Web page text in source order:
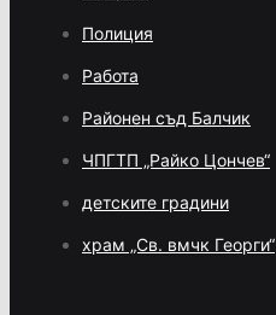
Полиция
Работа
Районен съд Балчик
ЧПГТП „Райко Цончев“
детските градини
храм „Св. вмчк Георги“